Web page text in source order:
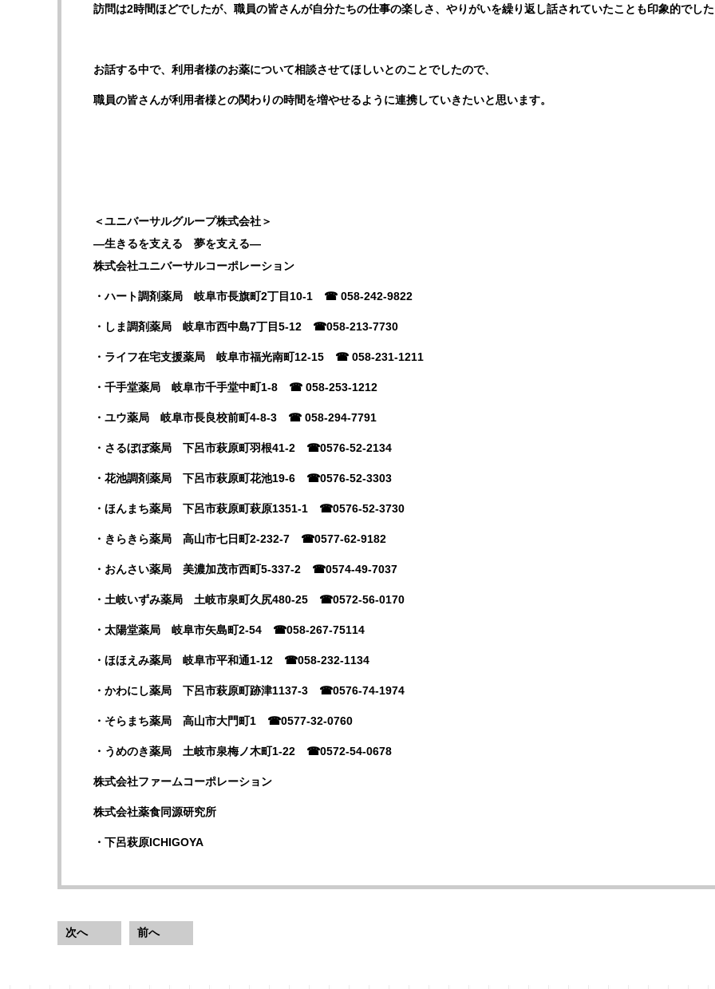
訪問は2時間ほどでしたが、職員の皆さんが自分たちの仕事の楽しさ、やりがいを繰り返し話されていたことも印象的でし
お話する中で、利用者様のお薬について相談させてほしいとのことでしたので、
職員の皆さんが利用者様との関わりの時間を増やせるように連携していきたいと思います。
＜ユニバーサルグループ株式会社＞
―生きるを支える 夢を支える―
株式会社ユニバーサルコーポレーション
・ハート調剤薬局 岐阜市長旗町2丁目 10-1 ☎ 058-242-9822
・しま調剤薬局 岐阜市西中島7丁目5-12 ☎058-213-7730
・ライフ在宅支援薬局 岐阜市福光南町12-15 ☎ 058-231-1211
・千手堂薬局 岐阜市千手堂中町1-8 ☎ 058-253-1212
・ユウ薬局 岐阜市長良校前町4-8-3 ☎ 058-294-7791
・さるぼぼ薬局 下呂市萩原町羽根41-2 ☎0576-52-2134
・花池調剤薬局 下呂市萩原町花池19-6 ☎0576-52-3303
・ほんまち薬局 下呂市萩原町萩原1351-1 ☎0576-52-3730
・きらきら薬局 高山市七日町2-232-7 ☎0577-62-9182
・おんさい薬局 美濃加茂市西町5-337-2 ☎0574-49-7037
・土岐いずみ薬局 土岐市泉町久尻480-25 ☎0572-56-0170
・太陽堂薬局 岐阜市矢島町2-54 ☎058-267-75114
・ほほえみ薬局 岐阜市平和通1-12 ☎058-232-1134
・かわにし薬局 下呂市萩原町跡津1137-3 ☎0576-74-1974
・そらまち薬局 高山市大門町1 ☎0577-32-0760
・うめのき薬局 土岐市泉梅ノ木町1-22 ☎0572-54-0678
株式会社ファームコーポレーション
株式会社薬食同源研究所
・下呂萩原ICHIGOYA
次へ 前へ